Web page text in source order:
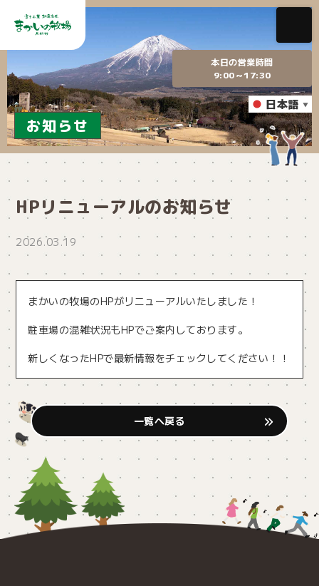
日本語 ▼
本日の営業時間
9:00～17:30
お知らせ
HPリニューアルのお知らせ
2026.03.19
まかいの牧場のHPがリニューアルいたしました！
駐車場の混雑状況もHPでご案内しております。
新しくなったHPで最新情報をチェックしてください！！
一覧へ戻る